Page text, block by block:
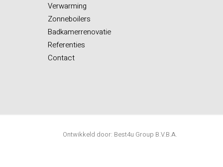
Verwarming
Zonneboilers
Badkamerrenovatie
Referenties
Contact
Ontwikkeld door: Best4u Group B.V.B.A.